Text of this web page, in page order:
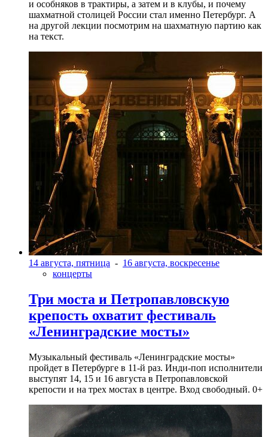
и особняков в трактиры, а затем и в клубы, и почему
шахматной столицей России стал именно Петербург. А
на другой лекции посмотрим на шахматную партию как
на текст.
14 августа, пятница - 16 августа, воскресенье
концерты
Три моста и Петропавловскую
крепость охватит фестиваль
«Ленинградские мосты»
Музыкальный фестиваль «Ленинградские мосты»
пройдет в Петербурге в 11-й раз. Инди-поп исполнители
выступят 14, 15 и 16 августа в Петропавловской
крепости и на трех мостах в центре. Вход свободный. 0+